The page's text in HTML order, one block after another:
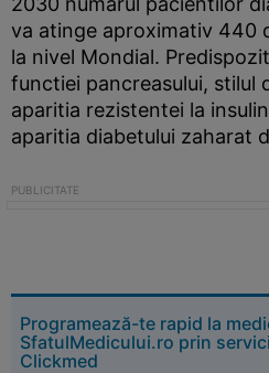
va atinge aproximativ 440
la nivel Mondial.
functiei pancreasului, stilul
aparitia rezistentei la
aparitia diabetului zaharat
Programează-te rapid la
SfatulMedicului.ro prin
Clickmed